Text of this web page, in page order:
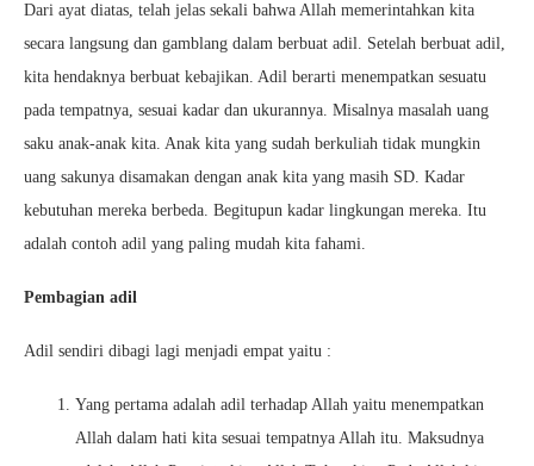
Dari ayat diatas, telah jelas sekali bahwa Allah memerintahkan kita
secara langsung dan gamblang dalam berbuat adil. Setelah berbuat adil,
kita hendaknya berbuat kebajikan. Adil berarti menempatkan sesuatu
pada tempatnya, sesuai kadar dan ukurannya. Misalnya masalah uang
saku anak-anak kita. Anak kita yang sudah berkuliah tidak mungkin
uang sakunya disamakan dengan anak kita yang masih SD. Kadar
kebutuhan mereka berbeda. Begitupun kadar lingkungan mereka. Itu
adalah contoh adil yang paling mudah kita fahami.
Pembagian adil
Adil sendiri dibagi lagi menjadi empat yaitu :
Yang pertama adalah adil terhadap Allah yaitu menempatkan
Allah dalam hati kita sesuai tempatnya Allah itu. Maksudnya